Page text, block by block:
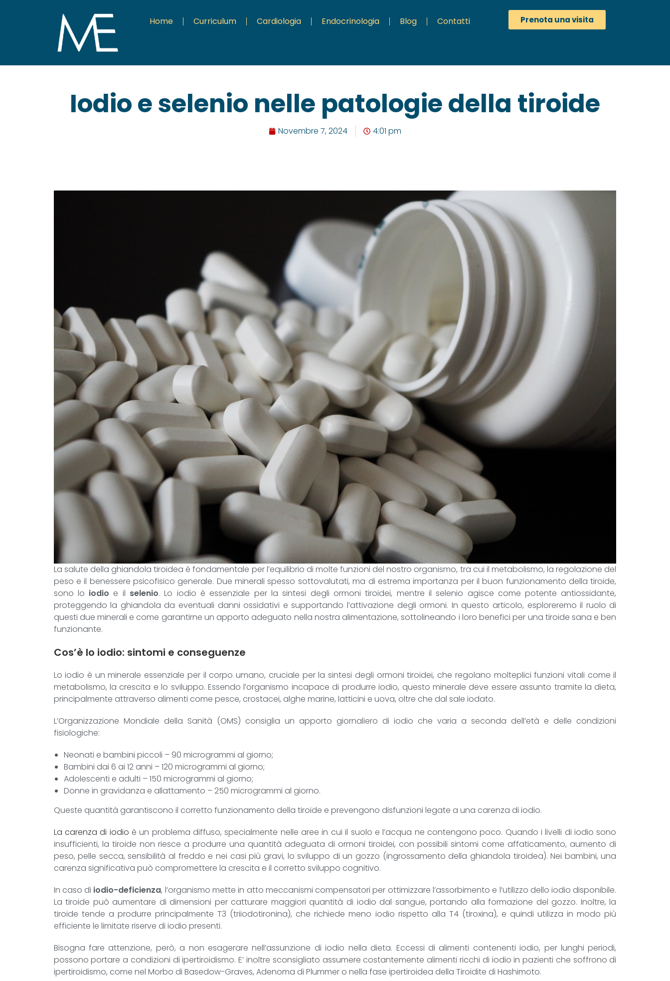
Home Curriculum Cardiologia Endocrinologia Blog Contatti Prenota una visita
Iodio e selenio nelle patologie della tiroide
Novembre 7, 2024 4:01 pm
La salute della ghiandola tiroidea è fondamentale per l’equilibrio di molte funzioni del nostro organismo, tra cui il metabolismo, la regolazione del
peso e il benessere psicofisico generale. Due minerali spesso sottovalutati, ma di estrema importanza per il buon funzionamento della tiroide,
sono lo iodio e il selenio. Lo iodio è essenziale per la sintesi degli ormoni tiroidei, mentre il selenio agisce come potente antiossidante,
proteggendo la ghiandola da eventuali danni ossidativi e supportando l’attivazione degli ormoni. In questo articolo, esploreremo il ruolo di
questi due minerali e come garantirne un apporto adeguato nella nostra alimentazione, sottolineando i loro benefici per una tiroide sana e ben
funzionante.
Cos’è lo iodio: sintomi e conseguenze
Lo iodio è un minerale essenziale per il corpo umano, cruciale per la sintesi degli ormoni tiroidei, che regolano molteplici funzioni vitali come il
metabolismo, la crescita e lo sviluppo. Essendo l’organismo incapace di produrre iodio, questo minerale deve essere assunto tramite la dieta,
principalmente attraverso alimenti come pesce, crostacei, alghe marine, latticini e uova, oltre che dal sale iodato.
L’Organizzazione Mondiale della Sanità (OMS) consiglia un apporto giornaliero di iodio che varia a seconda dell’età e delle condizioni
fisiologiche:
Neonati e bambini piccoli – 90 microgrammi al giorno;
Bambini dai 6 ai 12 anni – 120 microgrammi al giorno;
Adolescenti e adulti – 150 microgrammi al giorno;
Donne in gravidanza e allattamento – 250 microgrammi al giorno.
Queste quantità garantiscono il corretto funzionamento della tiroide e prevengono disfunzioni legate a una carenza di iodio.
La carenza di iodio è un problema diffuso, specialmente nelle aree in cui il suolo e l’acqua ne contengono poco. Quando i livelli di iodio sono
insufficienti, la tiroide non riesce a produrre una quantità adeguata di ormoni tiroidei, con possibili sintomi come affaticamento, aumento di
peso, pelle secca, sensibilità al freddo e nei casi più gravi, lo sviluppo di un gozzo (ingrossamento della ghiandola tiroidea). Nei bambini, una
carenza significativa può compromettere la crescita e il corretto sviluppo cognitivo.
In caso di iodio-deficienza, l’organismo mette in atto meccanismi compensatori per ottimizzare l’assorbimento e l’utilizzo dello iodio disponibile.
La tiroide può aumentare di dimensioni per catturare maggiori quantità di iodio dal sangue, portando alla formazione del gozzo. Inoltre, la
tiroide tende a produrre principalmente T3 (triiodotironina), che richiede meno iodio rispetto alla T4 (tiroxina), e quindi utilizza in modo più
efficiente le limitate riserve di iodio presenti.
Bisogna fare attenzione, però, a non esagerare nell’assunzione di iodio nella dieta. Eccessi di alimenti contenenti iodio, per lunghi periodi,
possono portare a condizioni di ipertiroidismo. E’ inoltre sconsigliato assumere costantemente alimenti ricchi di iodio in pazienti che soffrono di
ipertiroidismo, come nel Morbo di Basedow-Graves, Adenoma di Plummer o nella fase ipertiroidea della Tiroidite di Hashimoto.